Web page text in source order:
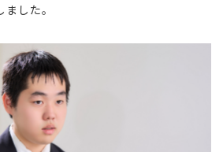
した。